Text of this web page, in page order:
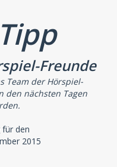
Freunde
Team der Hörspiel-
den nächsten Tagen
für den
2015